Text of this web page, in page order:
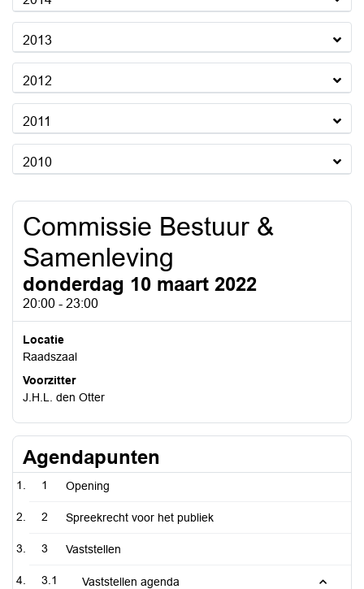
2013
2012
2011
2010
Commissie Bestuur &
Samenleving
donderdag 10 maart 2022
20:00 - 23:00
Locatie
Raadszaal
Voorzitter
J.H.L. den Otter
Agendapunten
1 Opening
2 Spreekrecht voor het publiek
3 Vaststellen
3.1 Vaststellen agenda